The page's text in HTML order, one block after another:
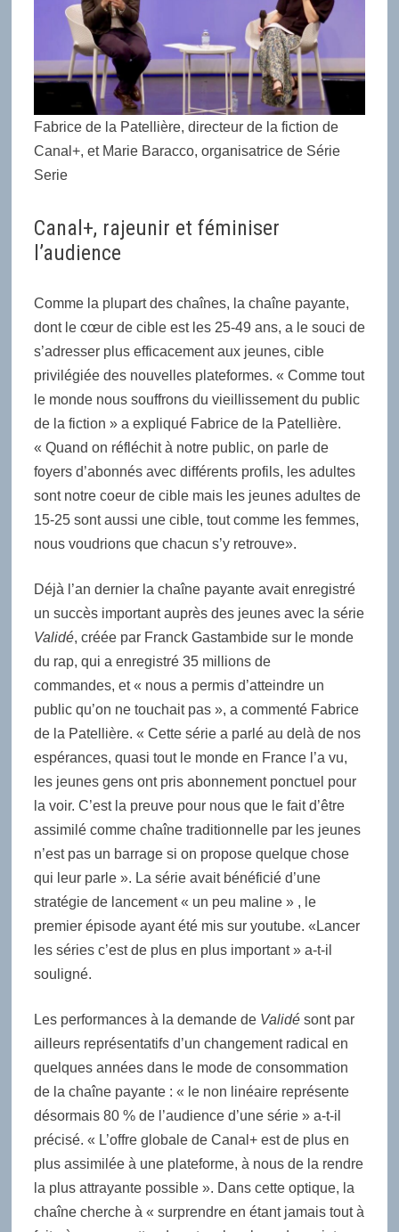
Fabrice de la Patellière, directeur de la fiction de
Canal+, et Marie Baracco, organisatrice de Série
Serie
Canal+, rajeunir et féminiser
l’audience
Comme la plupart des chaînes, la chaîne payante,
dont le cœur de cible est les 25-49 ans, a le souci de
s’adresser plus efficacement aux jeunes, cible
privilégiée des nouvelles plateformes. « Comme tout
le monde nous souffrons du vieillissement du public
de la fiction » a expliqué Fabrice de la Patellière.
« Quand on réfléchit à notre public, on parle de
foyers d’abonnés avec différents profils, les adultes
sont notre coeur de cible mais les jeunes adultes de
15-25 sont aussi une cible, tout comme les femmes,
nous voudrions que chacun s’y retrouve».
Déjà l’an dernier la chaîne payante avait enregistré
un succès important auprès des jeunes avec la série
Validé, créée par Franck Gastambide sur le monde
du rap, qui a enregistré 35 millions de
commandes, et « nous a permis d’atteindre un
public qu’on ne touchait pas », a commenté Fabrice
de la Patellière. « Cette série a parlé au delà de nos
espérances, quasi tout le monde en France l’a vu,
les jeunes gens ont pris abonnement ponctuel pour
la voir. C’est la preuve pour nous que le fait d’être
assimilé comme chaîne traditionnelle par les jeunes
n’est pas un barrage si on propose quelque chose
qui leur parle ». La série avait bénéficié d’une
stratégie de lancement « un peu maline » , le
premier épisode ayant été mis sur youtube. «Lancer
les séries c’est de plus en plus important » a-t-il
souligné.
Les performances à la demande de Validésont par
ailleurs représentatifs d’un changement radical en
quelques années dans le mode de consommation
de la chaîne payante : « le non linéaire représente
désormais 80 % de l’audience d’une série » a-t-il
précisé. « L’offre globale de Canal+ est de plus en
plus assimilée à une plateforme, à nous de la rendre
la plus attrayante possible ». Dans cette optique, la
chaîne cherche à « surprendre en étant jamais tout à